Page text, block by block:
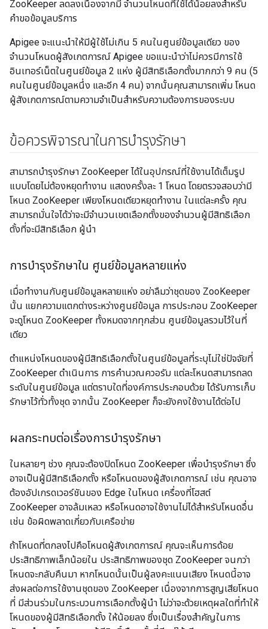
ZooKeeper ลดลงเนื่องจากมี จำนวนโหนดที่ใช้ได้น้อยลงสำหรับ
คำขอข้อมูลบริการ
Apigee จะแนะนำให้มีผู้ใช้ไม่เกิน 5 คนในศูนย์ข้อมูลเดียว ของ
จำนวนโหนดผู้สังเกตการณ์ Apigee ขอแนะนำว่าไม่ควรมีการใช้
อินเทอร์เน็ตในศูนย์ข้อมูล 2 แห่ง ผู้มีสิทธิเลือกตั้งมากกว่า 9 คน (5
คนในศูนย์ข้อมูลหนึ่ง และอีก 4 คน) จากนั้นคุณสามารถเพิ่ม โหนด
ผู้สังเกตการณ์ตามความจำเป็นสำหรับความต้องการของระบบ
ข้อควรพิจารณาในการบำรุงรักษา
สามารถบำรุงรักษา ZooKeeper ได้ในอุปกรณ์ที่ใช้งานได้เต็มรูป
แบบโดยไม่ต้องหยุดทำงาน แสดงครั้งละ 1 โหนด โดยตรวจสอบว่ามี
โหนด ZooKeeper เพียงโหนดเดียวหยุดทำงาน ในแต่ละครั้ง คุณ
สามารถมั่นใจได้ว่าจะมีจำนวนเขตเลือกตั้งของจำนวนผู้มีสิทธิเลือก
ตั้งที่จะมีสิทธิเลือก ผู้นำ
การบำรุงรักษาใน ศูนย์ข้อมูลหลายแห่ง
เมื่อทำงานกับศูนย์ข้อมูลหลายแห่ง อย่าลืมว่าชุดของ ZooKeeper
นั้น แยกความแตกต่างระหว่างศูนย์ข้อมูล การประกอบ ZooKeeper
จะดูโหนด ZooKeeper ทั้งหมดจากทุกส่วน ศูนย์ข้อมูลรวมไว้ในที่
เดียว
ตำแหน่งโหนดของผู้มีสิทธิเลือกตั้งในศูนย์ข้อมูลที่ระบุไม่ใช่ปัจจัยที่
ZooKeeper ดำเนินการ การคำนวณควอรัม แต่ละโหนดสามารถลด
ระดับในศูนย์ข้อมูล แต่ตราบใดที่องค์การประกอบด้วย ได้รับการเก็บ
รักษาไว้ทั่วทั้งชุด จากนั้น ZooKeeper ก็จะยังคงใช้งานได้ต่อไป
ผลกระทบต่อเรื่องการบำรุงรักษา
ในหลายๆ ช่วง คุณจะต้องปิดโหนด ZooKeeper เพื่อบำรุงรักษา ซึ่ง
อาจเป็นผู้มีสิทธิเลือกตั้ง หรือโหนดของผู้สังเกตการณ์ เช่น คุณอาจ
ต้องอัปเกรดเวอร์ชันของ Edge ในโหนด เครื่องที่โฮสต์
ZooKeeper อาจล้มเหลว หรือโหนดอาจใช้งานไม่ได้สำหรับโหนดอื่น
เช่น ข้อผิดพลาดเกี่ยวกับเครือข่าย
ถ้าโหนดที่ตกลงไปคือโหนดผู้สังเกตการณ์ คุณจะเห็นการด้อย
ประสิทธิภาพเล็กน้อยใน ประสิทธิภาพของชุด ZooKeeper จนกว่า
โหนดจะกลับคืนมา หากโหนดนั้นเป็นผู้ลงคะแนนเสียง โหนดนี้อาจ
ส่งผลต่อการใช้งานชุดของ ZooKeeper เนื่องจากการสูญเสียโหนด
ที่ มีส่วนร่วมในกระบวนการเลือกตั้งผู้นำ ไม่ว่าจะด้วยเหตุผลใดที่ทำให้
โหนดของผู้มีสิทธิเลือกตั้ง ให้น้อยลง ซึ่งเป็นเรื่องสำคัญในการ